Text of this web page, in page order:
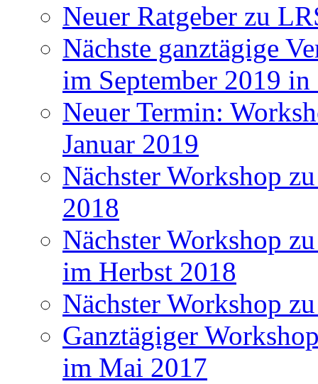
Neuer Ratgeber zu
Nächste ganztägige
im September 2019
Neuer Termin:
Januar 2019
Nächster Workshop
2018
Nächster Workshop
im Herbst 2018
Nächster Workshop
Ganztägiger
im Mai 2017